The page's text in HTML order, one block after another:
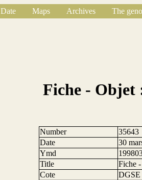
Date Maps Archives The
Fiche - Objet
Number
35643
Date
30
Ymd
Title
Fiche
Cote